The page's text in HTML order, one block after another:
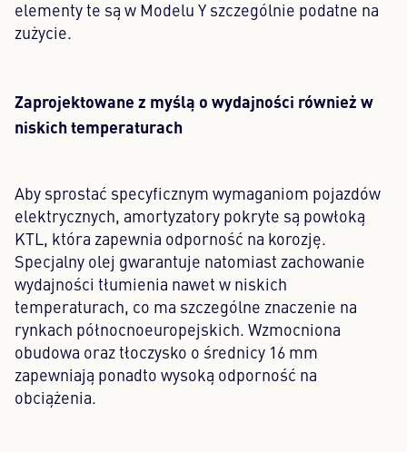
elementy te są w Modelu Y szczególnie podatne na
zużycie.
Zaprojektowane z myślą o wydajności również w
niskich temperaturach
Aby sprostać specyficznym wymaganiom pojazdów
elektrycznych, amortyzatory pokryte są powłoką
KTL, która zapewnia odporność na korozję.
Specjalny olej gwarantuje natomiast zachowanie
wydajności tłumienia nawet w niskich
temperaturach, co ma szczególne znaczenie na
rynkach północnoeuropejskich. Wzmocniona
obudowa oraz tłoczysko o średnicy 16 mm
zapewniają ponadto wysoką odporność na
obciążenia.